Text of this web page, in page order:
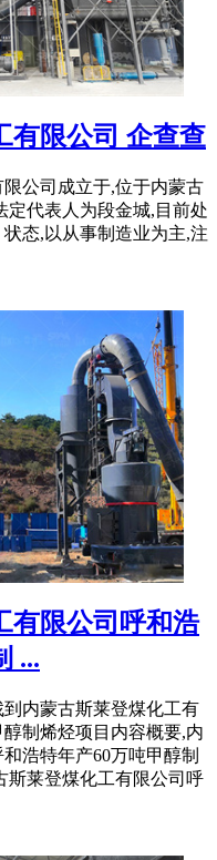
有限公司 企查查
公司成立于,位于内蒙古
定代表人为段金城,目前处
态,以从事制造业为主,注
有限公司呼和浩
...
内蒙古斯莱登煤化工有
制烯烃项目内容概要,内
浩特年产60万吨甲醇制
斯莱登煤化工有限公司呼